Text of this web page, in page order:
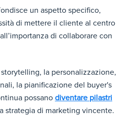
un aspetto specifico,
di mettere il cliente al centro
di collaborare con
la personalizzazione,
la pianificazione del buyer's
possano diventare pilastri
strategia di marketing vincente.